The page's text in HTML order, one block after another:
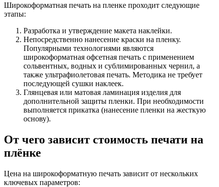
Широкоформатная печать на пленке проходит следующие
этапы:
Разработка и утверждение макета наклейки.
Непосредственно нанесение краски на пленку.
Популярными технологиями являются
широкоформатная офсетная печать с применением
сольвентных, водных и сублимированных чернил, а
также ультрафиолетовая печать. Методика не требует
последующей сушки наклеек.
Глянцевая или матовая ламинация изделия для
дополнительной защиты пленки. При необходимости
выполняется прикатка (нанесение пленки на жесткую
основу).
От чего зависит стоимость печати на
плёнке
Цена на широкоформатную печать зависит от нескольких
ключевых параметров: